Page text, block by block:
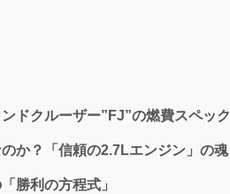
ドクルーザー”FJ”の燃費スペック
か？「信頼の2.7Lエンジン」の魂
勝利の方程式」